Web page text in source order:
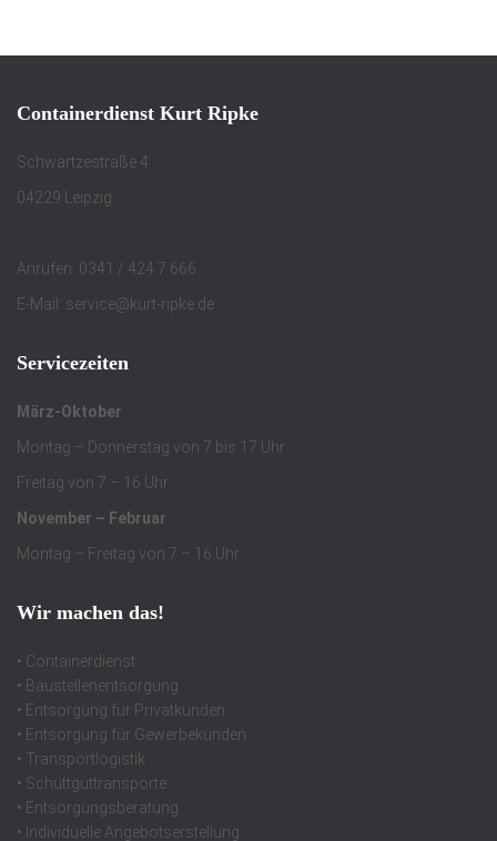
Containerdienst Kurt Ripke
Schwartzestraße 4
04229 Leipzig
Anrufen: 0341 / 424 7 666
E-Mail: service@kurt-ripke.de
Servicezeiten
März-Oktober
Montag – Donnerstag von 7 bis 17 Uhr
Freitag von 7 – 16 Uhr
November – Februar
Montag – Freitag von 7 – 16 Uhr
Wir machen das!
• Containerdienst
• Baustellenentsorgung
• Entsorgung für Privatkunden
• Entsorgung für Gewerbekunden
• Transportlogistik
• Schüttguttransporte
• Entsorgungsberatung
• Individuelle Angebotserstellung